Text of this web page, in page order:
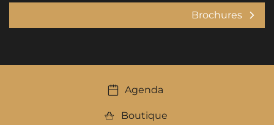
Brochures
Agenda
Boutique